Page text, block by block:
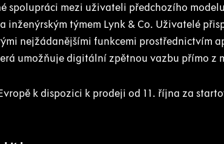
spolupráci mezi uživateli předchozího
inženýrským týmem Lynk & Co. Uživatelé
nejžádanějšími funkcemi prostřednictvím
umožňuje digitální zpětnou vazbu přímo z
k dispozici k prodeji od 11. října za